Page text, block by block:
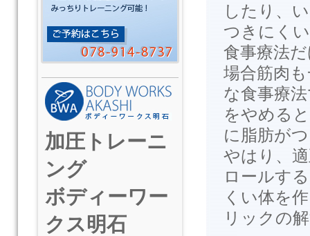
したり、
つきにく
食事療法
場合筋肉
な食事療
をやめる
に脂肪が
やはり、
ロールす
くい体を
リックの
加圧トレーニ
ング
ボディーワー
クス明石